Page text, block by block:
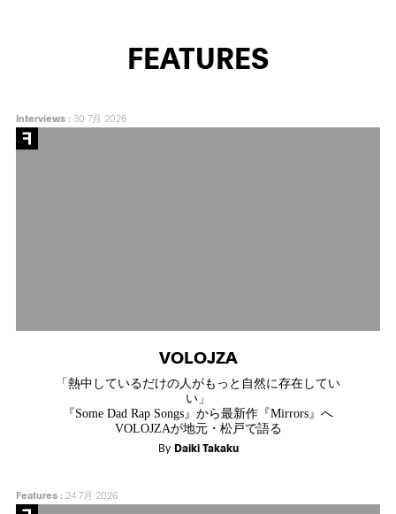
FEATURES
Interviews:30 7月 2026
VOLOJZA
「熱中しているだけの人がもっと自然に存在してい
い」
『Some Dad Rap Songs』から最新作『Mirrors』へ
VOLOJZAが地元・松戸で語る
By Daiki Takaku
Features:24 7月 2026